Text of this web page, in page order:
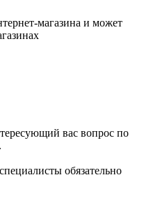
магазина и может
вас вопрос по
обязательно